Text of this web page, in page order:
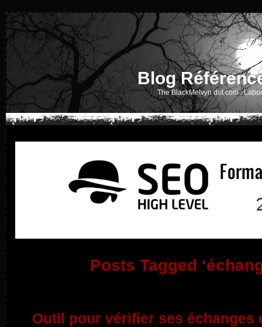
Blog
The BlackMelvyn dot com :
Posts Tagged
Outil pour vérifier ses échanges